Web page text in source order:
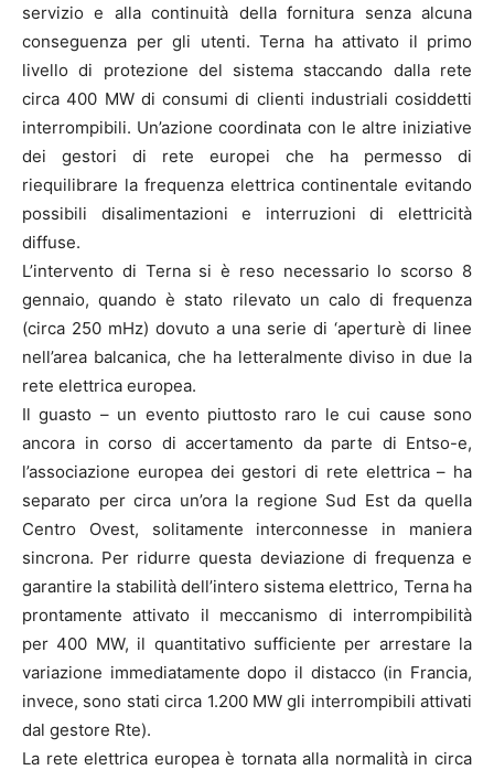
servizio e alla continuità della fornitura senza alcuna
conseguenza per gli utenti. Terna ha attivato il primo
livello di protezione del sistema staccando dalla rete
circa 400 MW di consumi di clienti industriali cosiddetti
interrompibili. Un’azione coordinata con le altre iniziative
dei gestori di rete europei che ha permesso di
riequilibrare la frequenza elettrica continentale evitando
possibili disalimentazioni e interruzioni di elettricità
diffuse.
L’intervento di Terna si è reso necessario lo scorso 8
gennaio, quando è stato rilevato un calo di frequenza
(circa 250 mHz) dovuto a una serie di ‘aperturè di linee
nell’area balcanica, che ha letteralmente diviso in due la
rete elettrica europea.
Il guasto – un evento piuttosto raro le cui cause sono
ancora in corso di accertamento da parte di Entso-e,
l’associazione europea dei gestori di rete elettrica – ha
separato per circa un’ora la regione Sud Est da quella
Centro Ovest, solitamente interconnesse in maniera
sincrona. Per ridurre questa deviazione di frequenza e
garantire la stabilità dell’intero sistema elettrico, Terna ha
prontamente attivato il meccanismo di interrompibilità
per 400 MW, il quantitativo sufficiente per arrestare la
variazione immediatamente dopo il distacco (in Francia,
invece, sono stati circa 1.200 MW gli interrompibili attivati
dal gestore Rte).
La rete elettrica europea è tornata alla normalità in circa